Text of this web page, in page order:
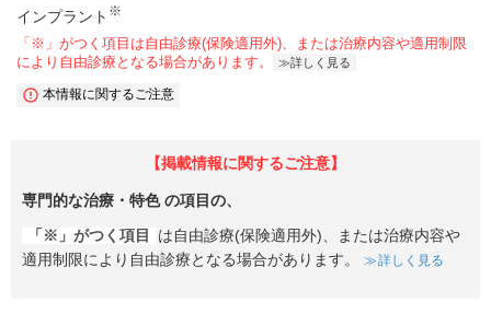
インプラント ※
「※」がつく項目は自由診療(保険適用外)、または治療内容や適用制限
により自由診療となる場合があります。
詳しく見る
本情報に関するご注意
【掲載情報に関するご注意】
専門的な治療・特色の項目の、
「※」がつく項目
は自由診療(保険適用外)、または治療内容や
適用制限により自由診療となる場合があります。
詳しく見る